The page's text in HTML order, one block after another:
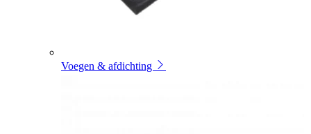
Voegen & afdichting